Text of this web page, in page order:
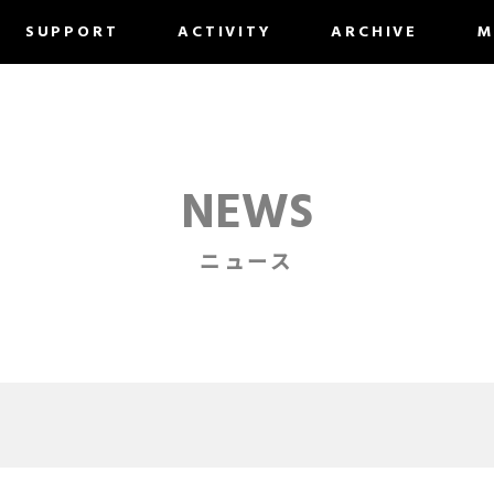
SUPPORT ACTIVITY ARCHIVE
NEWS
ニュース